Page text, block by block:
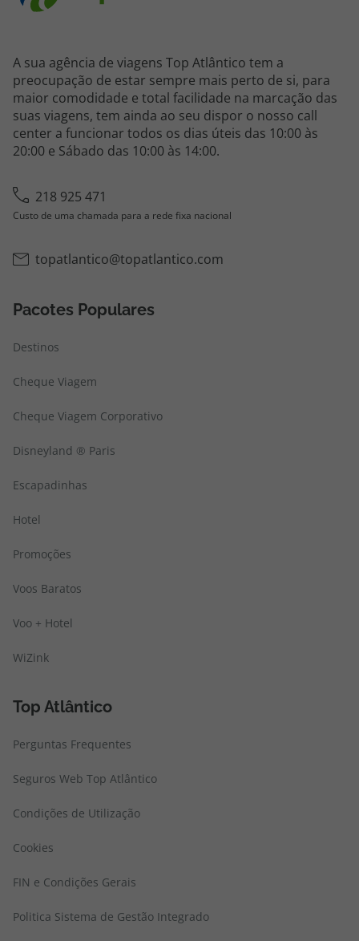
A sua agência de viagens Top Atlântico tem a
preocupação de estar sempre mais perto de si, para
maior comodidade e total facilidade na marcação das
suas viagens, tem ainda ao seu dispor o nosso call
20:00 e Sábado das 10:00 às 14:00.
Pacotes Populares
Destinos
Cheque Viagem
Cheque Viagem Corporativo
Disneyland ® Paris
Escapadinhas
Hotel
Promoções
Voos Baratos
Voo + Hotel
Top Atlântico
Perguntas Frequentes
Seguros Web Top Atlântico
Condições de Utilização
Cookies
FIN e Condições Gerais